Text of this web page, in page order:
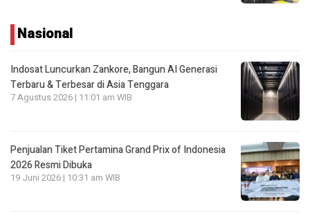
Nasional
Indosat Luncurkan Zankore, Bangun AI Generasi
Terbaru & Terbesar di Asia Tenggara
7 Agustus 2026 | 11:01 am WIB
Penjualan Tiket Pertamina Grand Prix of Indonesia
2026 Resmi Dibuka
19 Juni 2026 | 10:31 am WIB